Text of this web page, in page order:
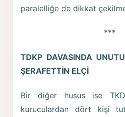
paralelliğe de dikkat
***
TDKP DAVASINDA
ŞERAFETTİN ELÇİ
Bir diğer husus ise
kuruculardan dört kişi